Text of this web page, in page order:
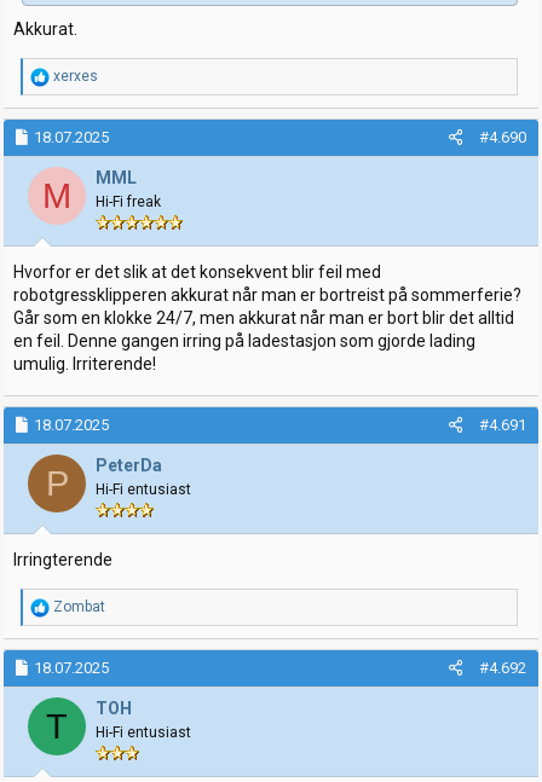
Akkurat.
R
e
a
k
s
j
o
n
e
r
:
xerxes
18.07.2025 #4.690
M MML
Hi-Fi freak
Hvorfor er det slik at det konsekvent blir feil med
robotgressklipperen akkurat når man er bortreist på sommerferie?
Går som en klokke 24/7, men akkurat når man er bort blir det alltid
en feil. Denne gangen irring på ladestasjon som gjorde lading
umulig. Irriterende!
18.07.2025 #4.691
P PeterDa
Hi-Fi entusiast
Irringterende
R
e
a
k
s
j
o
n
e
Zombat
18.07.2025 #4.692
T TOH
Hi-Fi entusiast